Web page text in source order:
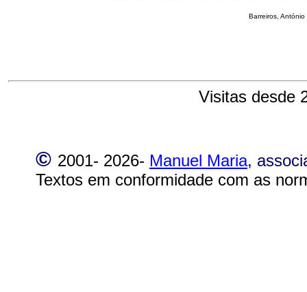
Barreiros,
Visitas desde
© 2001- 2026- Manuel Maria,
Textos em conformidade com as